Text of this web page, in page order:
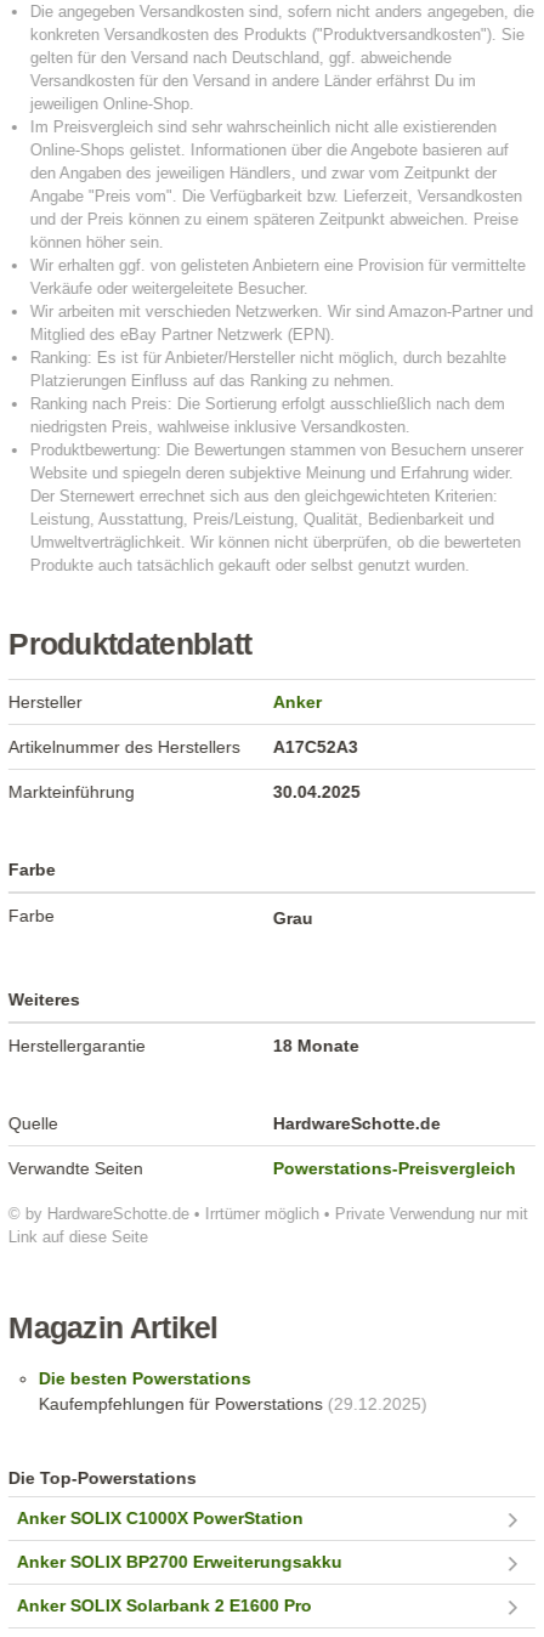
Produktdatenblatt
© by HardwareSchotte.de • Irrtümer möglich • Private Verwendung nur mit
Link auf diese Seite
Hersteller Anker
Artikelnummer des Herstellers A17C52A3
Markteinführung 30.04.2025
Farbe
Farbe Grau
Weiteres
Herstellergarantie 18 Monate
Quelle HardwareSchotte.de
Verwandte Seiten Powerstations-Preisvergleich
Magazin Artikel
Die besten Powerstations
Kaufempfehlungen für Powerstations(29.12.2025)
Die Top-Powerstations
Anker SOLIX C1000X PowerStation
Anker SOLIX BP2700 Erweiterungsakku
Anker SOLIX Solarbank 2 E1600 Pro